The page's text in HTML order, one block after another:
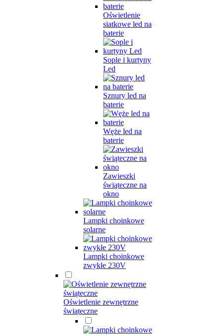
Oświetlenie
siatkowe led na
baterie
Sople i kurtyny
Led
Sznury led na
baterie
Węże led na
baterie
Zawieszki
świąteczne na
okno
Lampki choinkowe
solarne
Lampki choinkowe
zwykłe 230V
Oświetlenie zewnętrzne
świąteczne